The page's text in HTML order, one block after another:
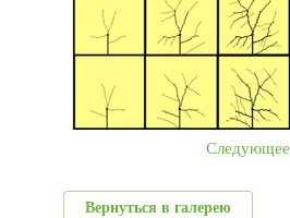
Следующее
Вернуться в галерею